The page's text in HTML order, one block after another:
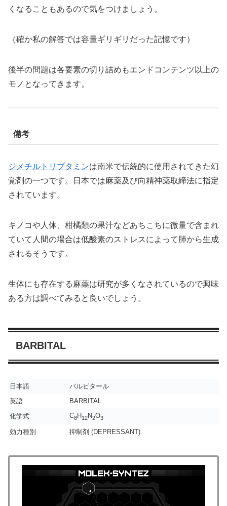
くなることもあるので気をつけましょう。
（確か私の解答では容量ギリギリだった記憶です）
後半の問題は各要素の切り詰めもエンドコンテンツ以上の
モノとなってきます。
備考
ジメチルトリプタミンは南米で伝統的に使用されてきた幻
覚剤の一つです。日本では麻薬及び向精神薬取締法に指定
されています。
キノコや人体、柑橘類の果汁などあちこちに微量で含まれ
ていて人間の場合は低酸素のストレスによって肺から生成
されるそうです。
生体にも存在する麻薬は研究が多くなされているので興味
ある方は調べてみると良いでしょう。
BARBITAL
日本語
バルビタール
英語
BARBITAL
化学式
C8H12N2O3
効力種別 抑制剤 (DEPRESSANT)